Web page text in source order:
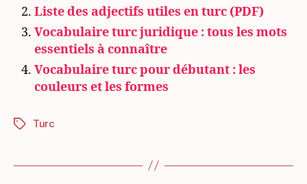
Liste des adjectifs utiles en turc (PDF)
Vocabulaire turc juridique : tous les mots
essentiels à connaître
Vocabulaire turc pour débutant : les
couleurs et les formes
Étiquettes
Turc